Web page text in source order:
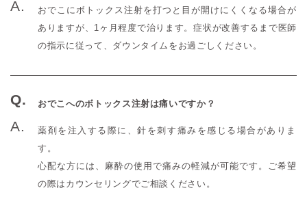
おでこにボトックス注射を打つと目が開けにくくなる場合が
ありますが、1ヶ月程度で治ります。症状が改善するまで医師
の指示に従って、ダウンタイムをお過ごしください。
おでこへのボトックス注射は痛いですか？
薬剤を注入する際に、針を刺す痛みを感じる場合がありま
す。
心配な方には、麻酔の使用で痛みの軽減が可能です。ご希望
の際はカウンセリングでご相談ください。